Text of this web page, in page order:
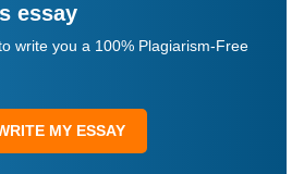
essay
write you a 100% Plagiarism-Free
MY ESSAY